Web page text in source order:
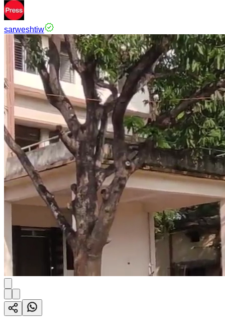
sarweshtiw